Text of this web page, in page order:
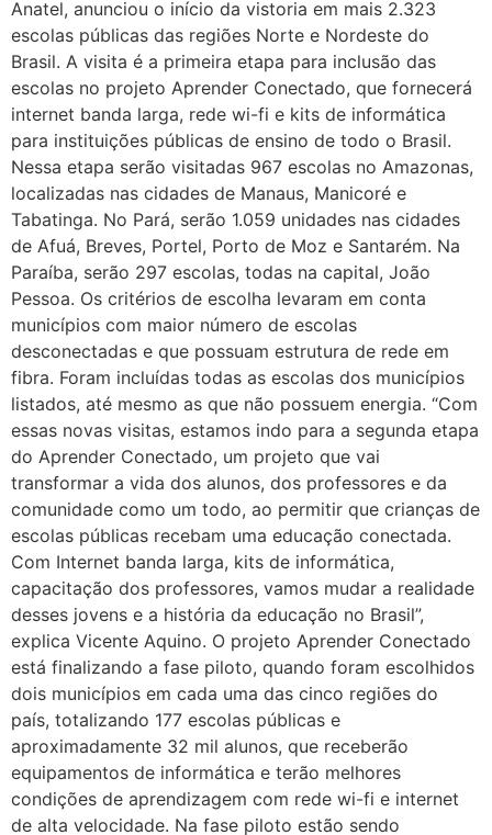
Anatel, anunciou o início da vistoria em mais 2.323
escolas públicas das regiões Norte e Nordeste do
Brasil. A visita é a primeira etapa para inclusão das
escolas no projeto Aprender Conectado, que fornecerá
internet banda larga, rede wi-fi e kits de informática
para instituições públicas de ensino de todo o Brasil.
Nessa etapa serão visitadas 967 escolas no Amazonas,
localizadas nas cidades de Manaus, Manicoré e
Tabatinga. No Pará, serão 1.059 unidades nas cidades
de Afuá, Breves, Portel, Porto de Moz e Santarém. Na
Paraíba, serão 297 escolas, todas na capital, João
Pessoa. Os critérios de escolha levaram em conta
municípios com maior número de escolas
desconectadas e que possuam estrutura de rede em
fibra. Foram incluídas todas as escolas dos municípios
listados, até mesmo as que não possuem energia. “Com
essas novas visitas, estamos indo para a segunda etapa
do Aprender Conectado, um projeto que vai
transformar a vida dos alunos, dos professores e da
comunidade como um todo, ao permitir que crianças de
escolas públicas recebam uma educação conectada.
Com Internet banda larga, kits de informática,
capacitação dos professores, vamos mudar a realidade
desses jovens e a história da educação no Brasil”,
explica Vicente Aquino. O projeto Aprender Conectado
está finalizando a fase piloto, quando foram escolhidos
dois municípios em cada uma das cinco regiões do
país, totalizando 177 escolas públicas e
aproximadamente 32 mil alunos, que receberão
equipamentos de informática e terão melhores
condições de aprendizagem com rede wi-fi e internet
de alta velocidade. Na fase piloto estão sendo